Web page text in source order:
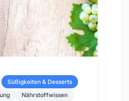
Süßigkeiten & Desserts
Nährstoffwissen